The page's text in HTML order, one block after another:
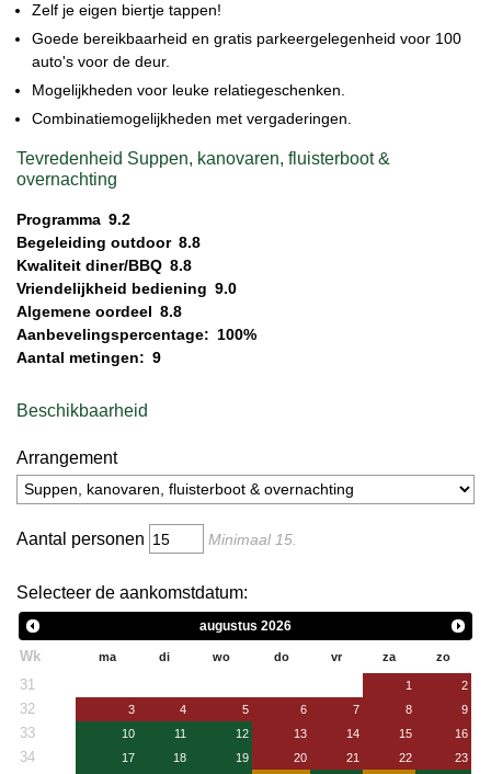
Zelf je eigen biertje tappen!
Goede bereikbaarheid en gratis parkeergelegenheid voor 100
auto's voor de deur.
Mogelijkheden voor leuke relatiegeschenken.
Combinatiemogelijkheden met vergaderingen.
Tevredenheid Suppen, kanovaren, fluisterboot &
overnachting
Programma 9.2
Begeleiding outdoor 8.8
Kwaliteit diner/BBQ 8.8
Vriendelijkheid bediening 9.0
Algemene oordeel 8.8
Aanbevelingspercentage: 100%
Aantal metingen: 9
Beschikbaarheid
Arrangement
Aantal personen Minimaal 15
Selecteer de aankomstdatum:
augustus 2026
Wk ma di wo do vr za zo
31 1 2
32 3 4 5 6 7 8 9
33 10 11 12 13 14 15 16
34 17 18 19 20 21 22 23